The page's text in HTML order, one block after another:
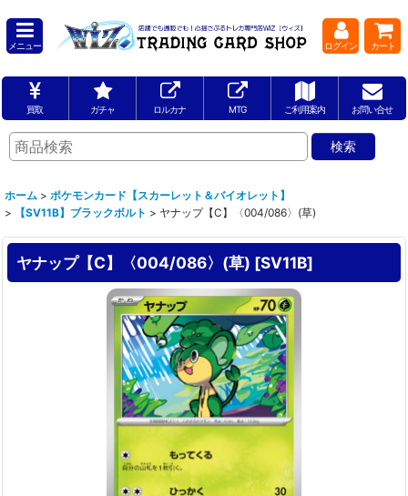
メニュー ログイン カート
買取 ガチャ ロルカナ MTG ご利用案内 お問い合せ
ホーム > ポケモンカード【スカーレット＆バイオレット】
>
【SV11B】ブラックボルト > ヤナップ【C】〈004/086〉(草)
ヤナップ【C】〈004/086〉(草) [SV11B]